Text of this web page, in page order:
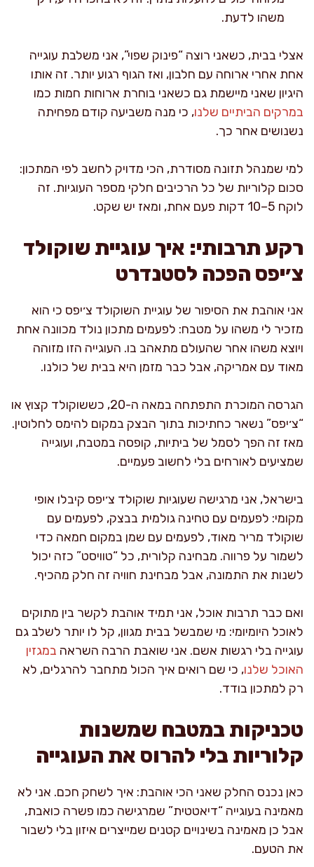
משהו לדעת.
אצלי בבית, כשאני רוצה “פינוק שפוי”, אני משלבת עוגייה
אחת אחרי ארוחה עם חלבון, ואז הגוף רגוע יותר. זה אותו
היגיון שאני מיישמת גם כשאני בוחרת ארוחות חמות כמו
במרקים הביתיים שלנו, כי מנה משביעה קודם מפחיתה
נשנושים אחר כך.
למי שמנהל תזונה מסודרת, הכי מדויק לחשב לפי המתכון:
סכום קלוריות של כל הרכיבים חלקי מספר העוגיות. זה
לוקח 5–10 דקות פעם אחת, ומאז יש שקט.
רקע תרבותי: איך עוגיית שוקולד
צ׳יפס הפכה לסטנדרט
אני אוהבת את הסיפור של עוגיית השוקולד צ׳יפס כי הוא
מזכיר לי משהו על מטבח: לפעמים מתכון נולד מכוונה אחת
ויוצא משהו אחר שהעולם מתאהב בו. העוגייה הזו מזוהה
מאוד עם אמריקה, אבל כבר מזמן היא בבית של כולנו.
הגרסה המוכרת התפתחה במאה ה-20, כששוקולד קצוץ או
“צ׳יפס” נשאר כחתיכות בתוך הבצק במקום להימס לחלוטין.
מאז זה הפך לסמל של ביתיות, קופסה במטבח, ועוגייה
שמציעים לאורחים בלי לחשוב פעמיים.
בישראל, אני מרגישה שעוגיות שוקולד צ׳יפס קיבלו אופי
מקומי: לפעמים עם טחינה גולמית בבצק, לפעמים עם
שוקולד מריר מאוד, לפעמים עם שמן במקום חמאה כדי
לשמור על פרווה. מבחינה קלורית, כל “טוויסט” כזה יכול
לשנות את התמונה, אבל מבחינת חוויה זה חלק מהכיף.
ואם כבר תרבות אוכל, אני תמיד אוהבת לקשר בין מתוקים
לאוכל היומיומי: מי שמבשל בבית מגוון, קל לו יותר לשלב גם
עוגייה בלי רגשות אשם. אני שואבת הרבה השראה במגזין
האוכל שלנו, כי שם רואים איך הכול מתחבר להרגלים, לא
רק למתכון בודד.
טכניקות במטבח שמשנות
קלוריות בלי להרוס את העוגייה
כאן נכנס החלק שאני הכי אוהבת: איך לשחק חכם. אני לא
מאמינה בעוגייה “דיאטטית” שמרגישה כמו פשרה כואבת,
אבל כן מאמינה בשינויים קטנים שמייצרים איזון בלי לשבור
את הטעם.